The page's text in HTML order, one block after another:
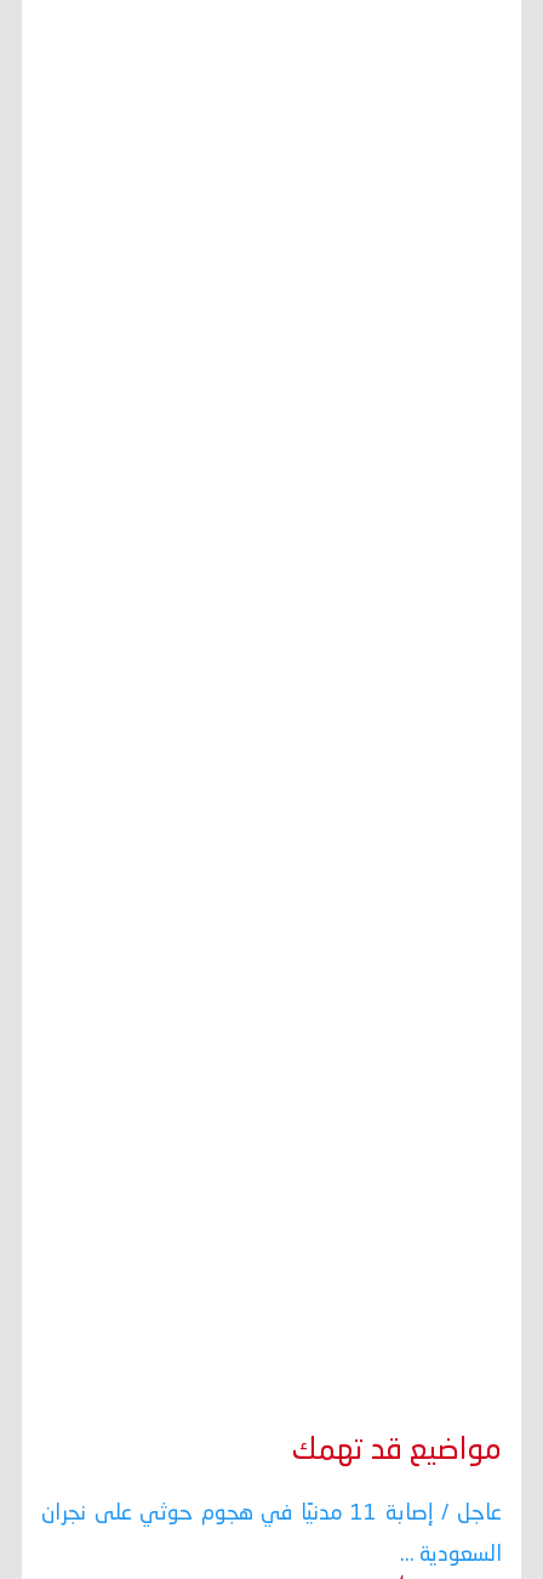
مواضيع قد تهمك
عاجل / إصابة 11 مدنيًا في هجوم حوثي على نجران
السعودية ...